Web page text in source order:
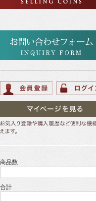
商品数
合計